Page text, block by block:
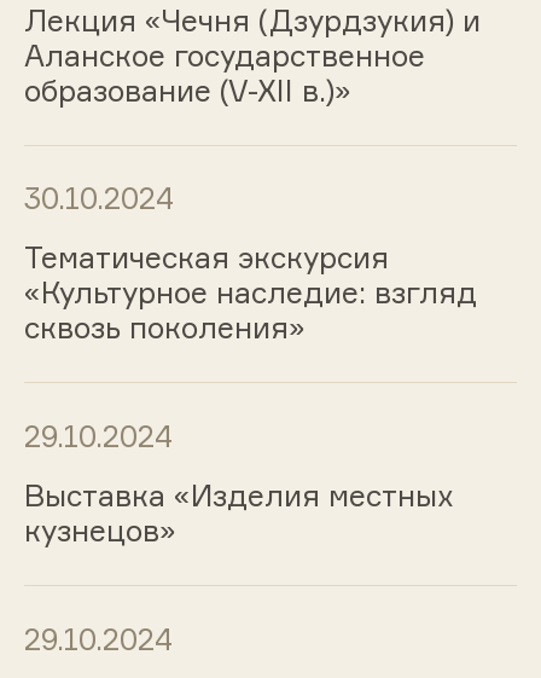
Лекция «Чечня (Дзурдзукия) и
Аланское государственное
образование (V-XII в.)»
30.10.2024
Тематическая экскурсия
«Культурное наследие: взгляд
сквозь поколения»
29.10.2024
Выставка «Изделия местных
кузнецов»
29.10.2024